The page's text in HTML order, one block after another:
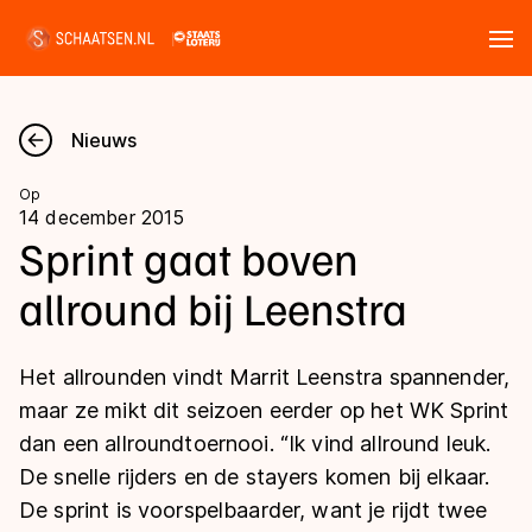
Nieuws
Kalender
Disciplines
Langebaan
Shorttrack
Inlineskaten
Uitslagen
Langebaan
Shorttrack
Marathon
Tijden & historie
Ranglijsten Langebaan
Nieuws
Op
14 december 2015
Sprint gaat boven
allround bij Leenstra
Het allrounden vindt Marrit Leenstra spannender,
maar ze mikt dit seizoen eerder op het WK Sprint
dan een allroundtoernooi. “Ik vind allround leuk.
De snelle rijders en de stayers komen bij elkaar.
De sprint is voorspelbaarder, want je rijdt twee